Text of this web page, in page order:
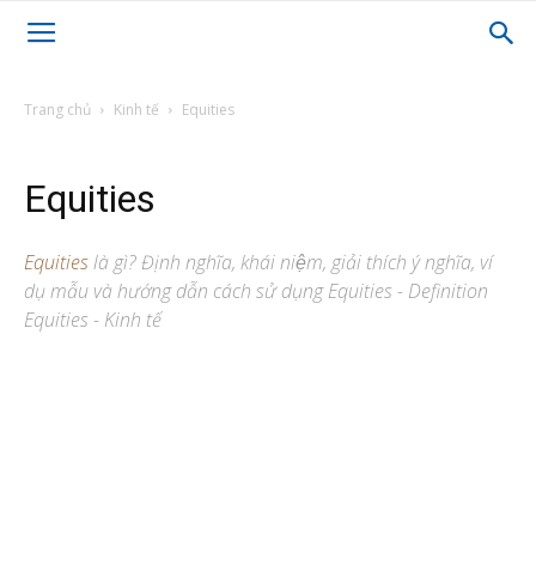
Trang chủ Kinh tế Equities
Equities
Equitieslà gì? Định nghĩa, khái niệm, giải thích ý nghĩa, ví
dụ mẫu và hướng dẫn cách sử dụng Equities - Definition
Equities - Kinh tế